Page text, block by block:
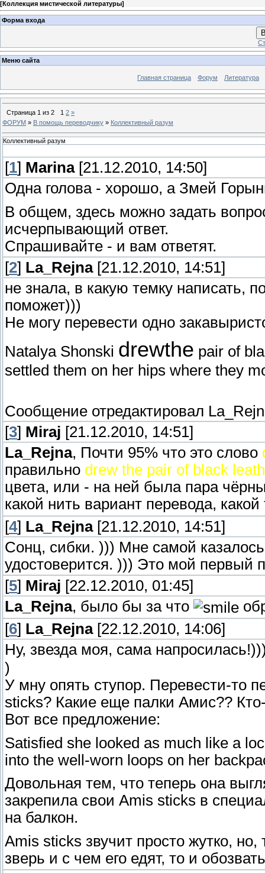
[Коллекция мистической литературы]
Форма входа
Меню сайта
Главная страница Форум Литература
Страница 1 из 2 1 2 »
ФОРУМ » В помощь переводчику » Коллективный разум
Коллективный разум
[1] Marina[21.12.2010, 14:50]
Одна голова - хорошо, а Змей
В общем, здесь можно задать
исчерпывающий ответ.
Спрашивайте - и вам ответят.
[2] La_Rejna[21.12.2010, 14:51]
не знала, в какую темку написать,
поможет)))
Не могу перевести одно
Natalya Shonski drewthe pair of
settled them on her hips where they
Сообщение отредактировал
[3] Miraj [21.12.2010, 14:51]
La_Rejna, Почти 95% что это слово
правильно drew the pair of black
цвета, или - на ней была пара
какой нить вариант перевода,
[4] La_Rejna[21.12.2010, 14:51]
Сонц, сибки. ))) Мне самой
удостоверится. ))) Это мой первый
[5] Miraj [22.12.2010, 01:45]
La_Rejna, было бы за что
[6] La_Rejna[22.12.2010, 14:06]
Ну, звезда моя, сама
)
У мну опять ступор. Перевести-то
sticks? Какие еще палки Амис??
Вот все предложение:
Satisfied she looked as much like a
into the well-worn loops on her
Довольная тем, что теперь она
закрепила свои Amis sticks в
на балкон.
Amis sticks звучит просто жутко, но,
зверь и с чем его едят, то и